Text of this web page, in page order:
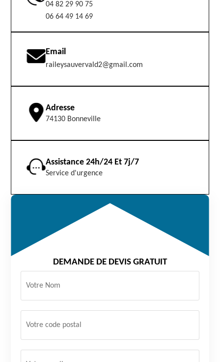
04 82 29 90 75
06 64 49 14 69
Email
raileysauvervald2@gmail.com
Adresse
74130 Bonneville
Assistance 24h/24 Et 7j/7
Service d'urgence
DEMANDE DE DEVIS GRATUIT